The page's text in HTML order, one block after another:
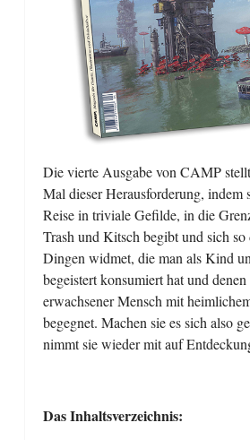
Die vierte Ausgabe von CAMP
Mal dieser Herausforderung, indem
Reise in triviale Gefilde, in die
Trash und Kitsch begibt und sich so
Dingen widmet, die man als Kind
begeistert konsumiert hat und denen
erwachsener Mensch mit
begegnet. Machen sie es sich also
nimmt sie wieder mit auf
Das Inhaltsverzeichnis: